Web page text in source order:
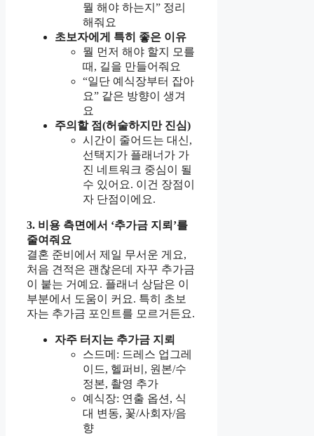
뭘 해야 하는지” 정리
해줘요
초보자에게 특히 좋은 이유
뭘 먼저 해야 할지 모를
때, 길을 만들어줘요
“일단 예식장부터 잡아
요” 같은 방향이 생겨
요
주의할 점(허술하지만 진심)
시간이 줄어드는 대신,
선택지가 플래너가 가
진 네트워크 중심이 될
수 있어요. 이건 장점이
자 단점이에요.
3. 비용 측면에서 ‘추가금 지뢰’를
줄여줘요
결혼 준비에서 제일 무서운 게요,
처음 견적은 괜찮은데 자꾸 추가금
이 붙는 거예요. 플래너 상담은 이
부분에서 도움이 커요. 특히 초보
자는 추가금 포인트를 모르거든요.
자주 터지는 추가금 지뢰
스드메: 드레스 업그레
이드, 헬퍼비, 원본/수
정본, 촬영 추가
예식장: 연출 옵션, 식
대 변동, 꽃/사회자/음
향